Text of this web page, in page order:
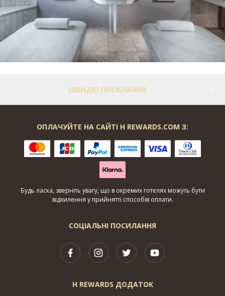
ШВИДКІ ПОСИЛАННЯ
СОЦІАЛЬНІ ПОСИЛАННЯ
H REWARDS ДОДАТОК
ОПЛАЧУЙТЕ НА САЙТІ H REWARDS.COM З:
Будь ласка, зверніть увагу, що в окремих готелях можуть бути
відхилення у прийнятті способів оплати.